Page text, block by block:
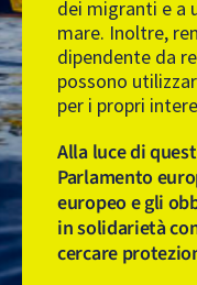
dei migranti e a
mare. Inoltre,
dipendente da
possono
per i propri
Alla luce di
Parlamento
europeo e gli
in solidarietà
cercare